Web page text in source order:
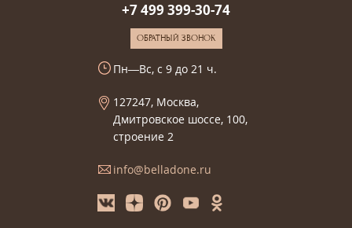
+7 499 399-30-74
ОБРАТНЫЙ ЗВОНОК
Пн—Вс, с 9 до 21 ч.
127247, Москва,
Дмитровское шоссе, 100,
строение 2
info@belladone.ru